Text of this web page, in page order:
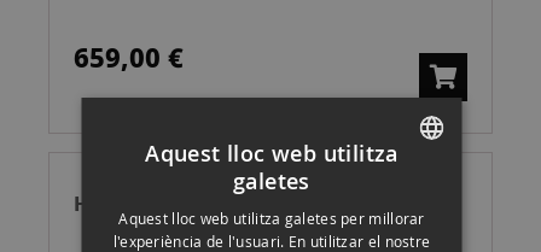
659,00 €
HOLLYLAND SOLIDCOM C1 6S
ENGLISH
Aquest lloc web utilitza
galetes
Aquest lloc web utilitza galetes per millorar
l'experiència de l'usuari. En utilitzar el nostre